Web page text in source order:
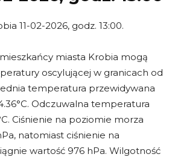
11-02-2026, godz. 13:00.
miasta Krobia mogą
oscylującej w granicach od
temperatura przewidywana
Odczuwalna temperatura
Ciśnienie na poziomie morza
natomiast ciśnienie na
wartość 976 hPa. Wilgotność